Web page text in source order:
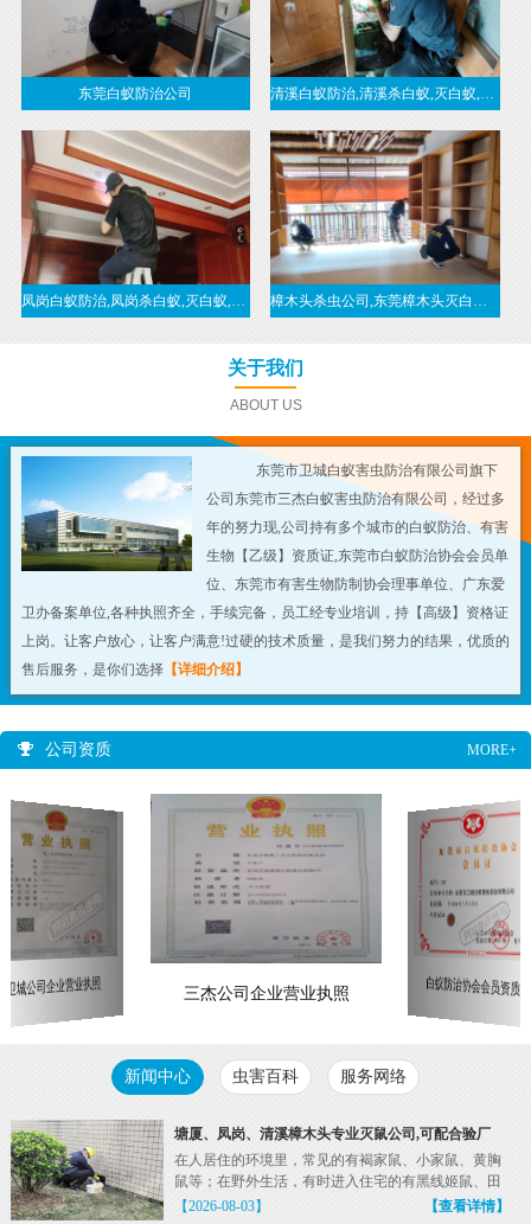
东莞白蚁防治公司 清溪白蚁防治,清溪杀白蚁,灭白蚁,治白蚁,清溪白蚁防治,清溪白蚁预防-东莞清溪白蚁公司
凤岗白蚁防治,凤岗杀白蚁,灭白蚁,治白蚁,凤岗白蚁预防-东莞凤岗白蚁公司 樟木头杀虫公司,东莞樟木头灭白蚁,推荐樟木头白蚁防治公司
关于我们
ABOUT US
东莞市卫城白蚁害虫防治有限公司旗下
公司东莞市三杰白蚁害虫防治有限公司，经过多
年的努力现,公司持有多个城市的白蚁防治、有害
生物【乙级】资质证,东莞市白蚁防治协会会员单
位、东莞市有害生物防制协会理事单位、广东爱
卫办备案单位,各种执照齐全，手续完备，员工经专业培训，持【高级】资格证
上岗。让客户放心，让客户满意!过硬的技术质量，是我们努力的结果，优质的
售后服务，是你们选择【详细介绍】
公司资质 MORE+
卫城公司企业营业执照 三杰公司企业营业执照 白蚁防治协会会员资质证
新闻中心 虫害百科 服务网络
塘厦、凤岗、清溪樟木头专业灭鼠公司,可配合验厂
在人居住的环境里，常见的有褐家鼠、小家鼠、黄胸
鼠等；在野外生活，有时进入住宅的有黑线姬鼠、田
鼠等。老鼠...
【2026-08-03】 【查看详情】